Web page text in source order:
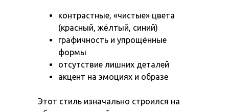
контрастные, «чистые» цвета
(красный, жёлтый, синий)
графичность и упрощённые
формы
отсутствие лишних деталей
акцент на эмоциях и образе
Этот стиль изначально строился на